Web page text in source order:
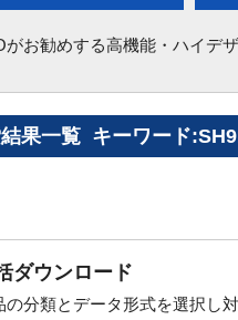
がお勧めする高機能・ハイデ
果一覧 キーワード
ダウンロード
の分類とデータ形式を選択し